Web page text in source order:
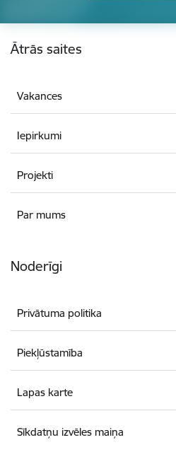
Ātrās saites
Vakances
Iepirkumi
Projekti
Par mums
Noderīgi
Privātuma politika
Piekļūstamība
Lapas karte
Sīkdatņu izvēles maiņa